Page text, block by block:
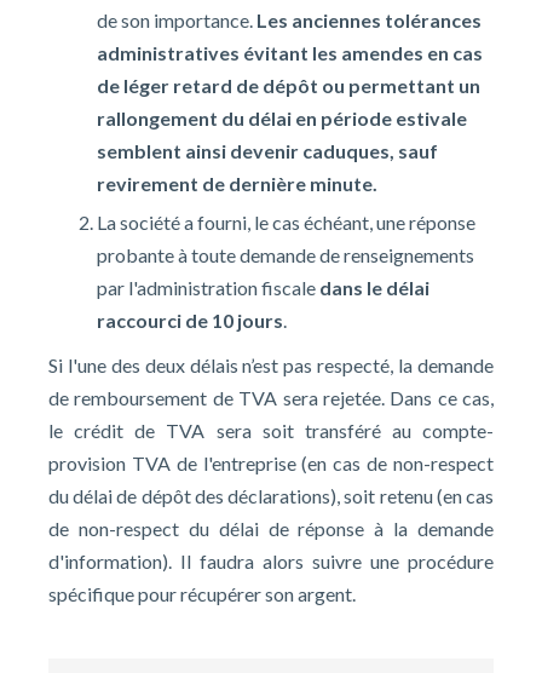
de son importance. Les anciennes tolérances
administratives évitant les amendes en cas
de léger retard de dépôt ou permettant un
rallongement du délai en période estivale
semblent ainsi devenir caduques, sauf
revirement de dernière minute.
La société a fourni, le cas échéant, une réponse
probante à toute demande de renseignements
par l'administration fiscale dans le délai
raccourci de 10 jours.
Si l'une des deux délais n’est pas respecté, la demande
de remboursement de TVA sera rejetée. Dans ce cas,
le crédit de TVA sera soit transféré au compte-
provision TVA de l'entreprise (en cas de non-respect
du délai de dépôt des déclarations), soit retenu (en cas
de non-respect du délai de réponse à la demande
d'information). Il faudra alors suivre une procédure
spécifique pour récupérer son argent.